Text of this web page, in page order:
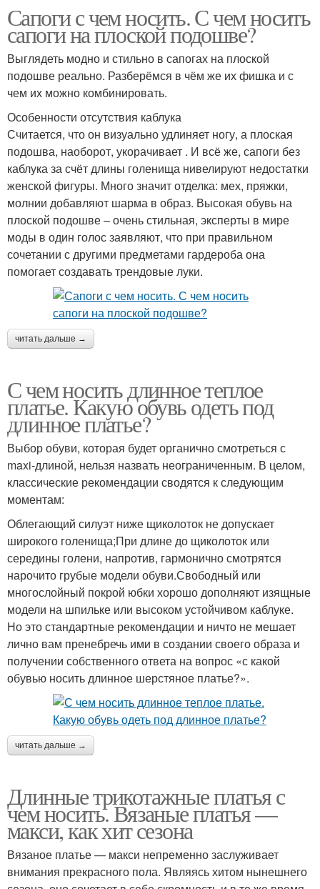
Сапоги с чем носить. С чем носить
сапоги на плоской подошве?
Выглядеть модно и стильно в сапогах на плоской
подошве реально. Разберёмся в чём же их фишка и с
чем их можно комбинировать.
Особенности отсутствия каблука
Считается, что он визуально удлиняет ногу, а плоская
подошва, наоборот, укорачивает . И всё же, сапоги без
каблука за счёт длины голенища нивелируют недостатки
женской фигуры. Много значит отделка: мех, пряжки,
молнии добавляют шарма в образ. Высокая обувь на
плоской подошве – очень стильная, эксперты в мире
моды в один голос заявляют, что при правильном
сочетании с другими предметами гардероба она
помогает создавать трендовые луки.
читать дальше →
С чем носить длинное теплое
платье. Какую обувь одеть под
длинное платье?
Выбор обуви, которая будет органично смотреться с
maxi-длиной, нельзя назвать неограниченным. В целом,
классические рекомендации сводятся к следующим
моментам:
Облегающий силуэт ниже щиколоток не допускает
широкого голенища;При длине до щиколоток или
середины голени, напротив, гармонично смотрятся
нарочито грубые модели обуви.Свободный или
многослойный покрой юбки хорошо дополняют изящные
модели на шпильке или высоком устойчивом каблуке.
Но это стандартные рекомендации и ничто не мешает
лично вам пренебречь ими в создании своего образа и
получении собственного ответа на вопрос «с какой
обувью носить длинное шерстяное платье?».
читать дальше →
Длинные трикотажные платья с
чем носить. Вязаные платья —
макси, как хит сезона
Вязаное платье — макси непременно заслуживает
внимания прекрасного пола. Являясь хитом нынешнего